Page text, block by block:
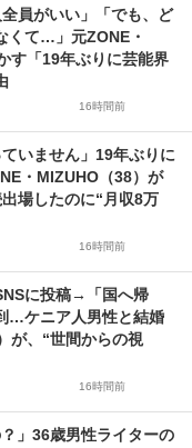
全員がいい」「でも、ど
くて…」元ZONE・
す「19年ぶりに芸能界
16時間前
ていません」19年ぶりに
・MIZUHO（38）が
場したのに“月収8万
16時間前
に投稿→「国へ帰
…ケニア人男性と結婚
が、“世間からの視
16時間前
」36歳男性ライターの